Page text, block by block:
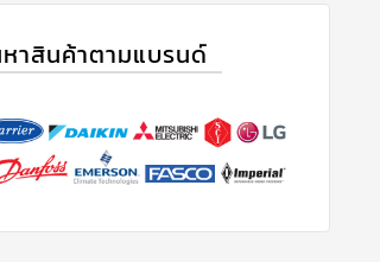
าสินค้าตามแบรนด์